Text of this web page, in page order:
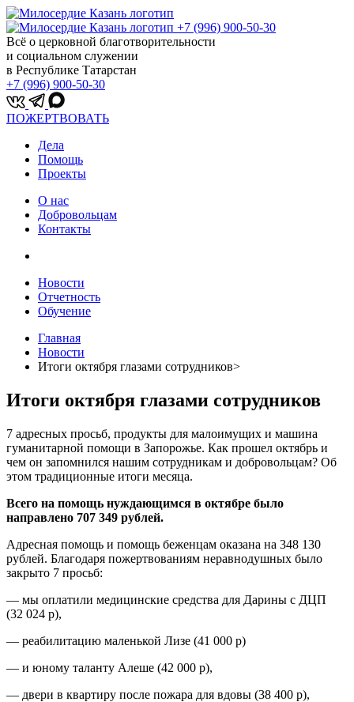
+7 (996) 900-50-30
Всё о церковной благотворительности
и социальном служении
в Республике Татарстан
+7 (996) 900-50-30
ПОЖЕРТВОВАТЬ
Дела
Помощь
Проекты
О нас
Добровольцам
Контакты
Новости
Отчетность
Обучение
Главная
Новости
Итоги октября глазами сотрудников>
Итоги октября глазами сотрудников
7 адресных просьб, продукты для малоимущих и машина
гуманитарной помощи в Запорожье. Как прошел октябрь и
чем он запомнился нашим сотрудникам и добровольцам? Об
этом традиционные итоги месяца.
Всего на помощь нуждающимся в октябре было
направлено 707 349 рублей.
Адресная помощь и помощь беженцам оказана на 348 130
рублей. Благодаря пожертвованиям неравнодушных было
закрыто 7 просьб:
— мы оплатили медицинские средства для Дарины с ДЦП
(32 024 р),
— реабилитацию маленькой Лизе (41 000 р)
— и юному таланту Алеше (42 000 р),
— двери в квартиру после пожара для вдовы (38 400 р),